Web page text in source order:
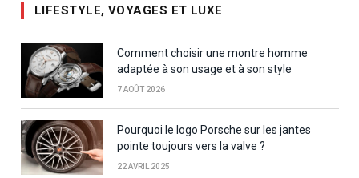
LIFESTYLE, VOYAGES ET LUXE
Comment choisir une montre homme
adaptée à son usage et à son style
7 AOÛT 2026
Pourquoi le logo Porsche sur les jantes
pointe toujours vers la valve ?
22 AVRIL 2025